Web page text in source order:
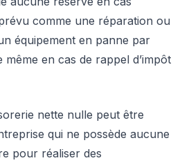
comme une réparation ou
équipement en panne par
même en cas de rappel d’impôt
nette nulle peut être
qui ne possède aucune
pour réaliser des